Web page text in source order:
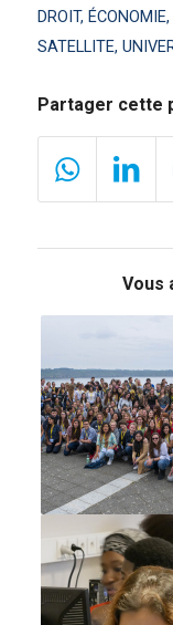
DROIT, ÉCONOMIE,
SATELLITE,
Partager cette
Vous